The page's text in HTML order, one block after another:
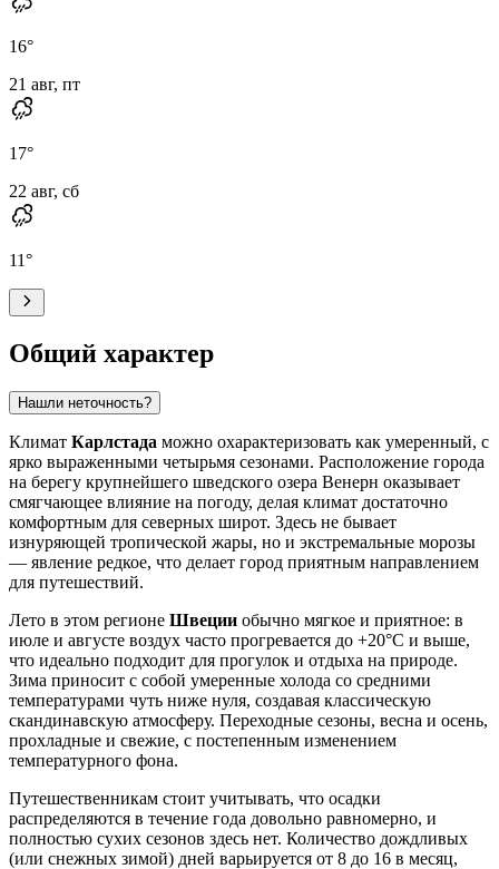
16°
21 авг, пт
17°
22 авг, сб
11°
Общий характер
Нашли неточность?
Климат Карлстада можно охарактеризовать как умеренный, с
ярко выраженными четырьмя сезонами. Расположение города
на берегу крупнейшего шведского озера Венерн оказывает
смягчающее влияние на погоду, делая климат достаточно
комфортным для северных широт. Здесь не бывает
изнуряющей тропической жары, но и экстремальные морозы
— явление редкое, что делает город приятным направлением
для путешествий.
Лето в этом регионе Швеции обычно мягкое и приятное: в
июле и августе воздух часто прогревается до +20°C и выше,
что идеально подходит для прогулок и отдыха на природе.
Зима приносит с собой умеренные холода со средними
температурами чуть ниже нуля, создавая классическую
скандинавскую атмосферу. Переходные сезоны, весна и осень,
прохладные и свежие, с постепенным изменением
температурного фона.
Путешественникам стоит учитывать, что осадки
распределяются в течение года довольно равномерно, и
полностью сухих сезонов здесь нет. Количество дождливых
(или снежных зимой) дней варьируется от 8 до 16 в месяц,